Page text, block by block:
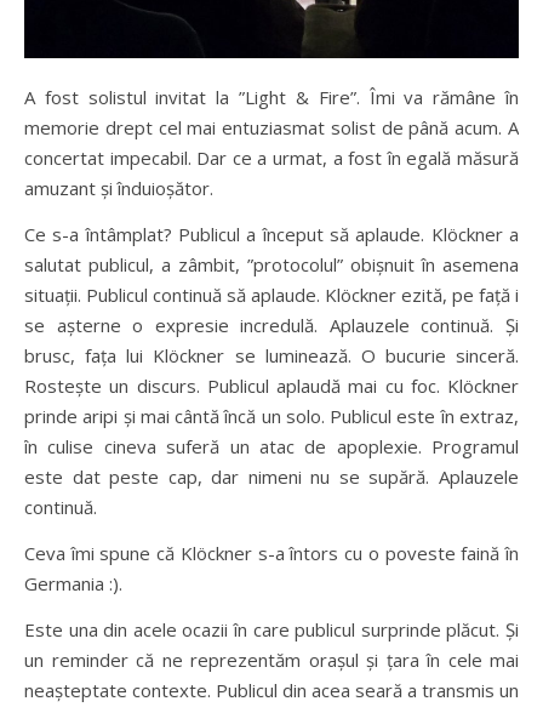
A fost solistul invitat la ”Light & Fire”. Îmi va rămâne în
memorie drept cel mai entuziasmat solist de până acum. A
concertat impecabil. Dar ce a urmat, a fost în egală măsură
amuzant și înduioșător.
Ce s-a întâmplat? Publicul a început să aplaude. Klöckner a
salutat publicul, a zâmbit, ”protocolul” obișnuit în asemena
situații. Publicul continuă să aplaude. Klöckner ezită, pe față i
se așterne o expresie incredulă. Aplauzele continuă. Și
brusc, fața lui Klöckner se luminează. O bucurie sinceră.
Rostește un discurs. Publicul aplaudă mai cu foc. Klöckner
prinde aripi și mai cântă încă un solo. Publicul este în extraz,
în culise cineva suferă un atac de apoplexie. Programul
este dat peste cap, dar nimeni nu se supără. Aplauzele
continuă.
Ceva îmi spune că Klöckner s-a întors cu o poveste faină în
Germania :).
Este una din acele ocazii în care publicul surprinde plăcut. Și
un reminder că ne reprezentăm orașul și țara în cele mai
neașteptate contexte. Publicul din acea seară a transmis un